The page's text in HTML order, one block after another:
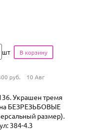
шт
руб. 10 Авг
Украшен тремя
на БЕЗРЕЗЬБОВЫЕ
размер).
384-4.3